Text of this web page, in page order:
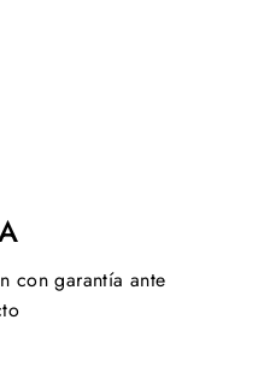
con garantía ante